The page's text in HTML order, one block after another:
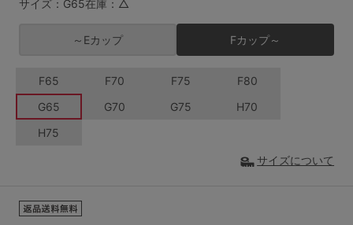
L LL
S-CD
M-AB M-EF
L-AB L-CD L-EF
4,000円～
セールアイテム
その他から探す
新着アイテム
サイズ：G65在庫：△
～Eカップ Fカップ～
F65 F70 F75
F80
G65
G70 G75
H70
H75
サイズについて